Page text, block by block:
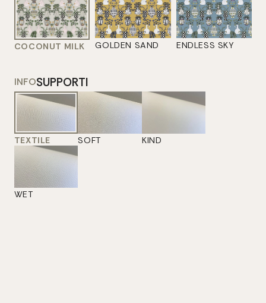
COCONUT MILK GOLDEN SAND ENDLESS SKY
INFOSUPPORTI
TEXTILE SOFT KIND
WET